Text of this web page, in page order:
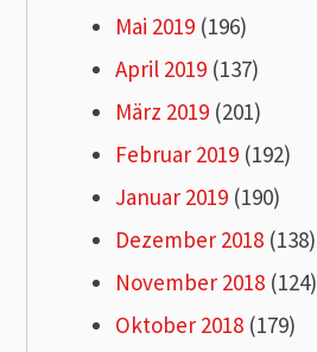
Mai 2019 (196)
April 2019 (137)
März 2019 (201)
Februar 2019 (192)
Januar 2019 (190)
Dezember 2018 (138)
November 2018 (124)
Oktober 2018 (179)